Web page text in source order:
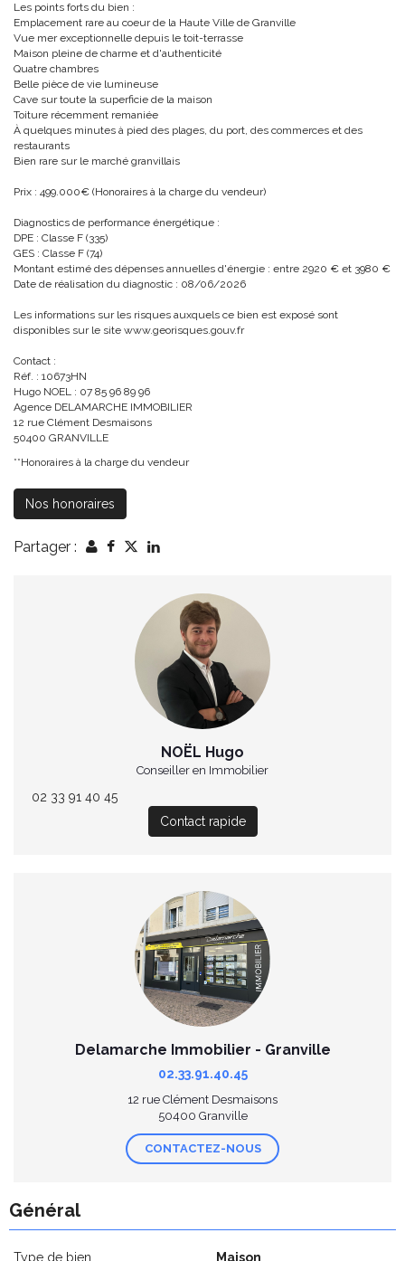
Les points forts du bien :
Emplacement rare au coeur de la Haute Ville de Granville
Vue mer exceptionnelle depuis le toit-terrasse
Maison pleine de charme et d'authenticité
Quatre chambres
Belle pièce de vie lumineuse
Cave sur toute la superficie de la maison
Toiture récemment remaniée
À quelques minutes à pied des plages, du port, des commerces et des
restaurants
Bien rare sur le marché granvillais
Prix : 499.000€ (Honoraires à la charge du vendeur)
Diagnostics de performance énergétique :
DPE : Classe F (335)
GES : Classe F (74)
Montant estimé des dépenses annuelles d'énergie : entre 2920 € et 3980 €
Date de réalisation du diagnostic : 08/06/2026
Les informations sur les risques auxquels ce bien est exposé sont
disponibles sur le site www.georisques.gouv.fr
Contact :
Réf. : 10673HN
Hugo NOEL : 07 85 96 89 96
Agence DELAMARCHE IMMOBILIER
12 rue Clément Desmaisons
50400 GRANVILLE
**Honoraires à la charge du vendeur
Nos honoraires
Partager :
NOËL Hugo
Conseiller en Immobilier
02 33 91 40 45
Contact rapide
Delamarche Immobilier - Granville
02.33.91.40.45
12 rue Clément Desmaisons
50400 Granville
CONTACTEZ-NOUS
Général
Type de bien Maison